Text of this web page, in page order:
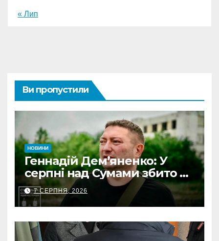
« Лип
Ви пропустили
НОВИНИ
Геннадій Дем’яненко: У
серпні над Сумами збито 6
КАБів
7 СЕРПНЯ, 2026